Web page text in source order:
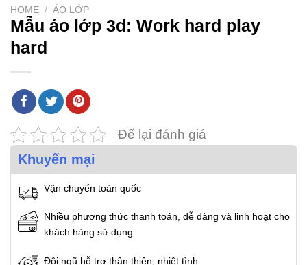
HOME / ÁO LỚP
Mẫu áo lớp 3d: Work hard play
hard
Để lại đánh giá
Khuyến mại
Vận chuyển toàn quốc
Nhiều phương thức thanh toán, dễ dàng và linh hoạt cho
khách hàng sử dụng
Đội ngũ hỗ trợ thân thiện, nhiệt tình